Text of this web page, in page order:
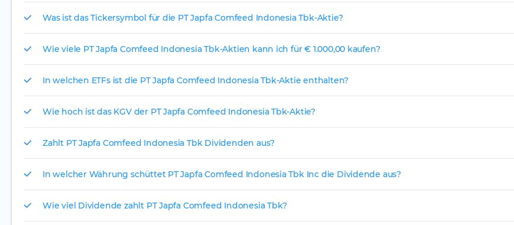
Was ist das Tickersymbol für die PT Japfa Comfeed Indonesia Tbk-Aktie?
Wie viele PT Japfa Comfeed Indonesia Tbk-Aktien kann ich für € 1.000,00 kaufen?
In welchen ETFs ist die PT Japfa Comfeed Indonesia Tbk-Aktie enthalten?
Wie hoch ist das KGV der PT Japfa Comfeed Indonesia Tbk-Aktie?
Zahlt PT Japfa Comfeed Indonesia Tbk Dividenden aus?
In welcher Währung schüttet PT Japfa Comfeed Indonesia Tbk Inc die Dividende aus?
Wie viel Dividende zahlt PT Japfa Comfeed Indonesia Tbk?